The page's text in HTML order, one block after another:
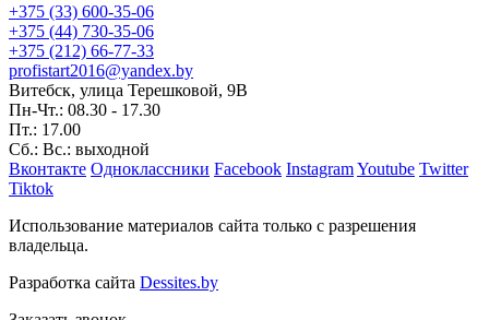
+375 (33) 600-35-06
+375 (44) 730-35-06
+375 (212) 66-77-33
profistart2016@yandex.by
Витебск, улица Терешковой, 9В
Пн-Чт.: 08.30 - 17.30
Пт.: 17.00
Сб.: Вс.: выходной
Вконтакте Одноклассники Facebook InstagramYoutube Twitter
Tiktok
Использование материалов сайта только с разрешения
владельца.
Разработка сайта Dessites.by